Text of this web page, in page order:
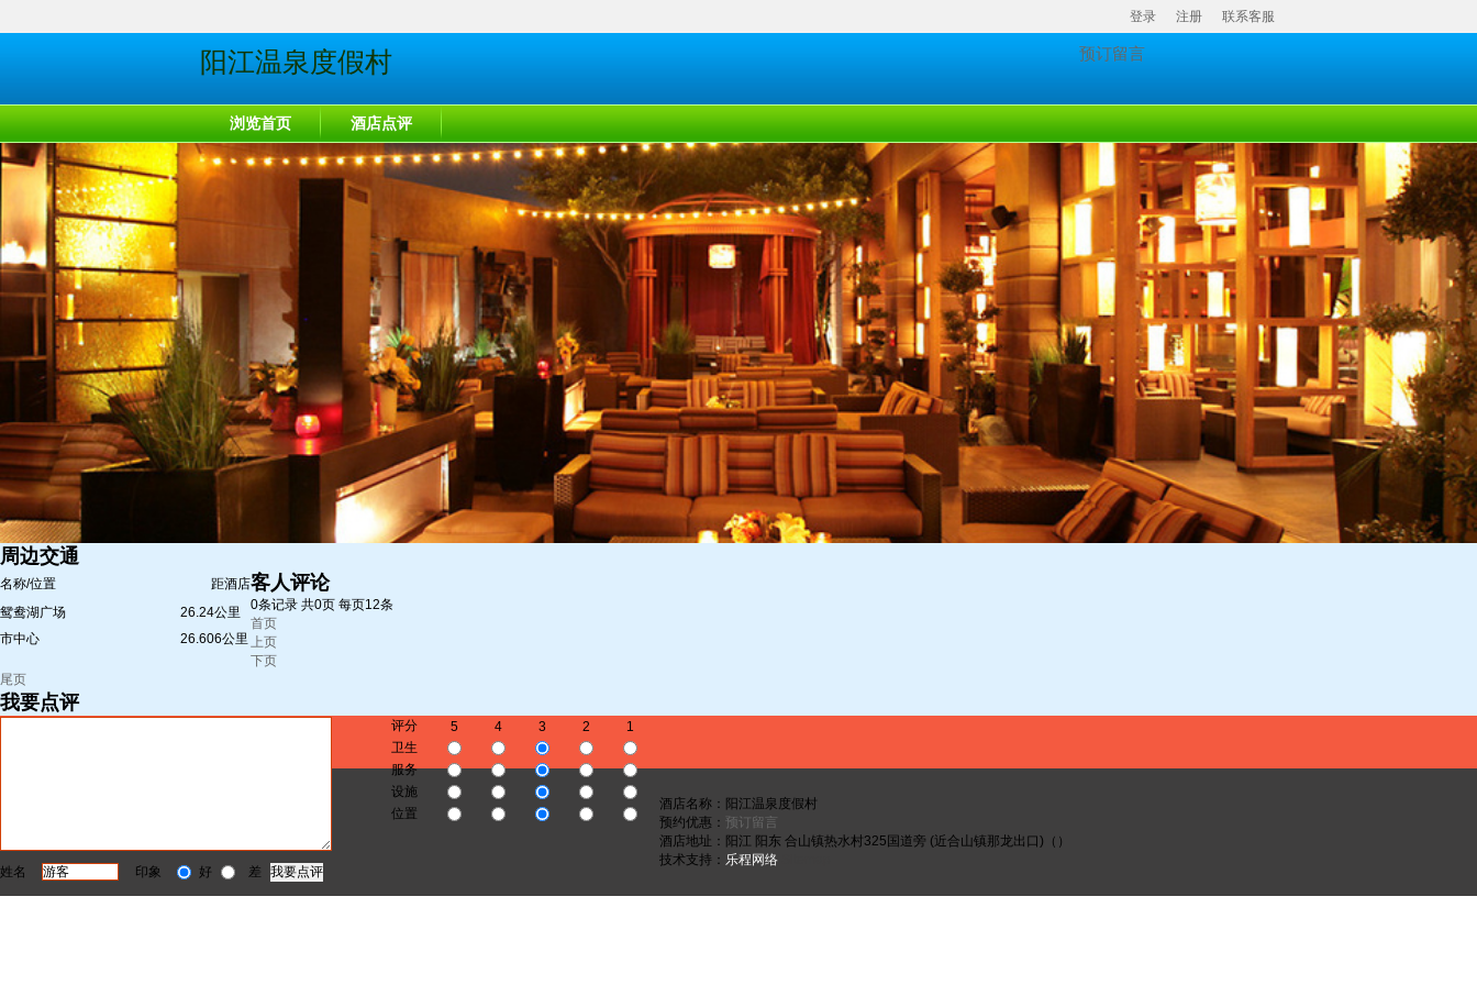
登录 注册 联系客服
阳江温泉度假村 预订留言
浏览首页 酒店点评
周边交通
名称/位置
距酒店
鸳鸯湖广场
26.24公里
市中心
26.606公里
客人评论
0条记录 共0页 每页12条
首页
上页
下页
尾页
我要点评
评分 5 4 3 2
1
卫生
服务
设施
位置
姓名 印象 好 差
酒店名称：阳江温泉度假村
预约优惠： 预订留言
酒店地址：阳江 阳东 合山镇热水村325国道旁 (近合山镇那龙出口)（）
技术支持： 乐程网络